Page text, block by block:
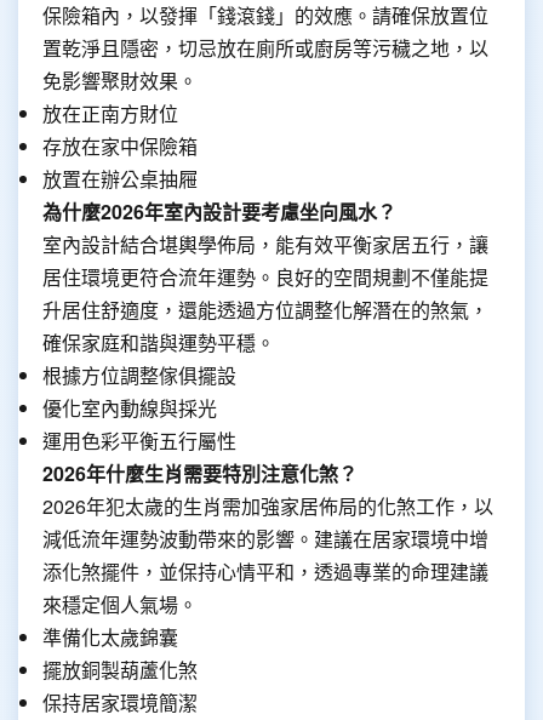
保險箱內，以發揮「錢滾錢」的效應。請確保放置位
置乾淨且隱密，切忌放在廁所或廚房等污穢之地，以
免影響聚財效果。
放在正南方財位
存放在家中保險箱
放置在辦公桌抽屜
為什麼2026年室內設計要考慮坐向風水？
室內設計結合堪輿學佈局，能有效平衡家居五行，讓
居住環境更符合流年運勢。良好的空間規劃不僅能提
升居住舒適度，還能透過方位調整化解潛在的煞氣，
確保家庭和諧與運勢平穩。
根據方位調整傢俱擺設
優化室內動線與採光
運用色彩平衡五行屬性
2026年什麼生肖需要特別注意化煞？
2026年犯太歲的生肖需加強家居佈局的化煞工作，以
減低流年運勢波動帶來的影響。建議在居家環境中增
添化煞擺件，並保持心情平和，透過專業的命理建議
來穩定個人氣場。
準備化太歲錦囊
擺放銅製葫蘆化煞
保持居家環境簡潔